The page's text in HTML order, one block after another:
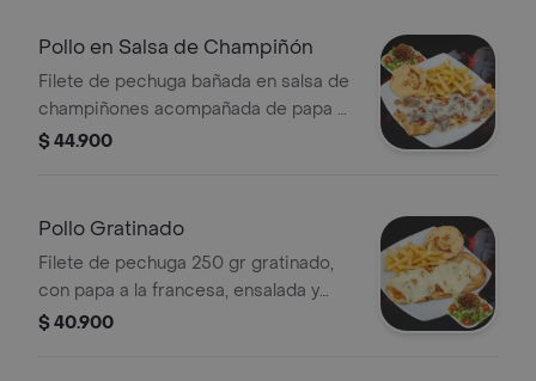
Pollo en Salsa de Champiñón
Filete de pechuga bañada en salsa de
champiñones acompañada de papa a
la francesa, ensalada y arepa de
$ 44.900
Pollo Gratinado
Filete de pechuga 250 gr gratinado,
con papa a la francesa, ensalada y
arepa de queso
$ 40.900